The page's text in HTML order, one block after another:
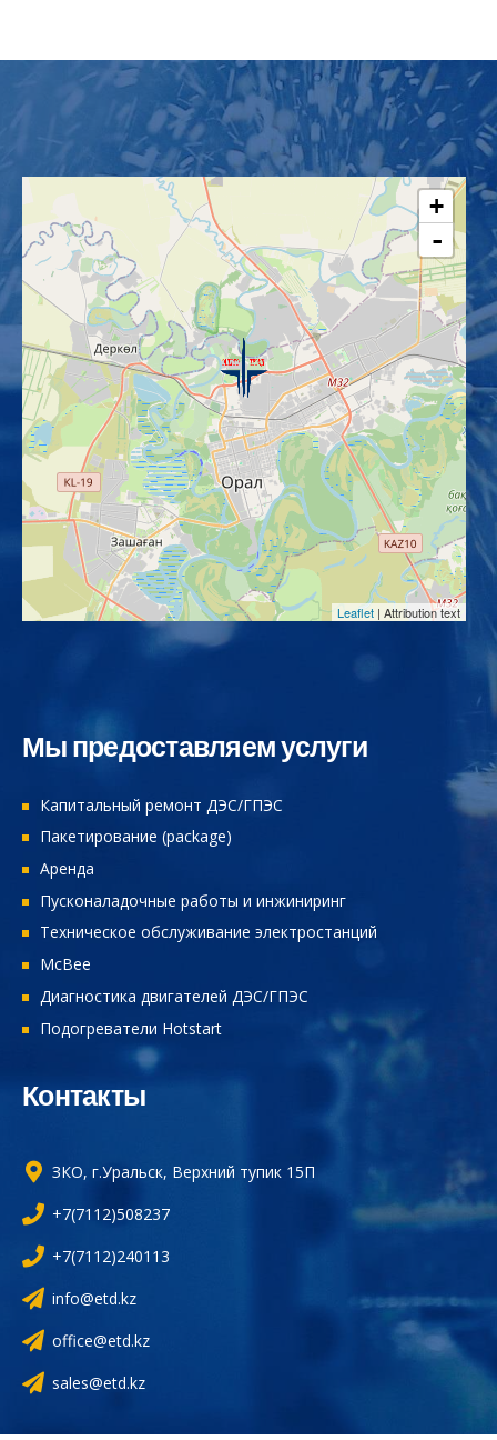
+
-
Leaflet | Attribution text
Мы предоставляем услуги
Капитальный ремонт ДЭС/ГПЭС
Пакетирование (package)
Аренда
Пусконаладочные работы и инжиниринг
Техническое обслуживание электростанций
McBee
Диагностика двигателей ДЭС/ГПЭС
Подогреватели Hotstart
Контакты
ЗКО, г.Уральск, Верхний тупик 15П
+7(7112)508237
+7(7112)240113
info@etd.kz
office@etd.kz
sales@etd.kz